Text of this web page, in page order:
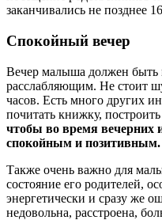
заканчивались не позднее
Спокойный вечер
Вечер малыша должен
расслабляющим. Не стоит
часов. Есть много других
почитать книжку,
чтобы во время вечерних
спокойным и позитивным.
Также очень важно для
состояние его родителей,
энергетически и сразу же
недовольна, расстроена,